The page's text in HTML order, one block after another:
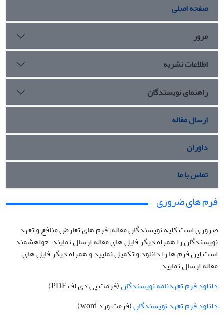
صفحه اصلی
مرور
اطلاعات نشریه
راهنمای نویسندگان
ارسال مقاله
داوران
تماس با ما
فرم های ضروری
ضروری است کلیه نویسندگان مقاله، فرم های تعارض منافع و تعهد
نویسندگان را همراه دیگر فایل های مقاله ارسال نمایند. خواهشمند
است این فرم ها را دانلود و تکمیل نمایید و همراه دیگر فایل های
مقاله ارسال نمایید.
دانلود فرم تعهدنامه نویسندگان(فرمت پی دی اف PDF)
دانلود فرم تعهد نویسندگان(فرمت ورد word)